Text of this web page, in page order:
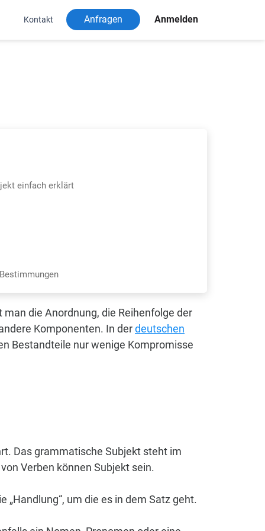
Kontakt Anfragen Anmelden
einfach erklärt
man die Anordnung, die Reihenfolge der
Komponenten. In derdeutschen
Bestandteile nur wenige Kompromisse
Das grammatische Subjekt steht im
Verben können Subjekt sein.
um die es in dem Satz geht.